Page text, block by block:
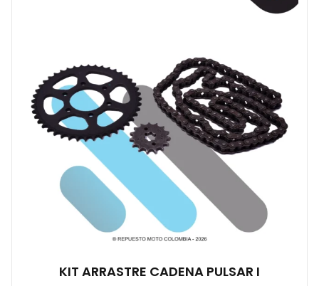
KIT ARRASTRE CADENA PULSAR I